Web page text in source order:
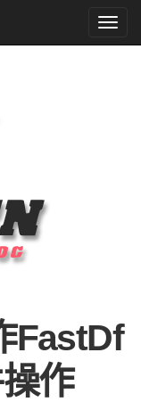
菜
单
FastDf
作